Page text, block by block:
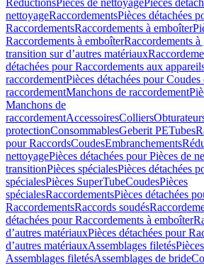
RéductionsPièces de nettoyagePièces
nettoyageRaccordementsPièces détachées
RaccordementsRaccordements à emboîter
Raccordements à emboîterRaccordements
transition sur d’autres matériaux
détachées pour Raccordements aux
raccordementPièces détachées pour Coudes
raccordementManchons de raccordement
Manchons de
raccordementAccessoiresColliers
protectionConsommablesGeberit PETubes
pour RaccordsCoudesEmbranchements
nettoyagePièces détachées pour Pièces de
transitionPièces spécialesPièces détachées
spécialesPièces SuperTubeCoudesPièces
spécialesRaccordementsPièces détachées
RaccordementsRaccords soudés
détachées pour Raccordements à emboîter
d’autres matériauxPièces détachées pour
d’autres matériauxAssemblages filetés
Assemblages filetésAssemblages de bride